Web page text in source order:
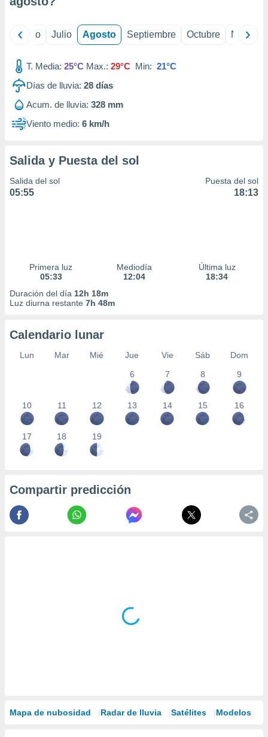
mediante
publicidad
publicidad
1199
Junio Julio Agosto Septiembre Octubre
T. Media: 25°C Max.: 29°C Min: 21°C
Días de lluvia: 28 días
Acum. de lluvia: 328 mm
Viento medio: 6 km/h
Salida y Puesta del sol
Salida del sol
05:55
Puesta del sol
18:13
Primera luz
05:33
Mediodía
12:04
Última luz
18:34
Duración del día 12h 18m
Luz diurna restante 7h 48m
Calendario lunar
Lun Mar Mié Jue Vie Sáb
Dom
6
7 8 9
10 11 12 13 14 15 16
17 18 19
Compartir predicción
Mapa de nubosidad Radar de lluvia Satélites Modelos